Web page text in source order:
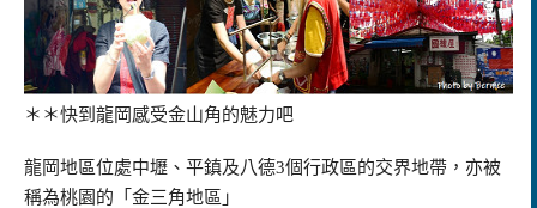
＊＊快到龍岡感受金山角的魅力吧
龍岡地區位處中壢、平鎮及八德3個行政區的交界地帶，亦被
稱為桃園的「金三角地區」